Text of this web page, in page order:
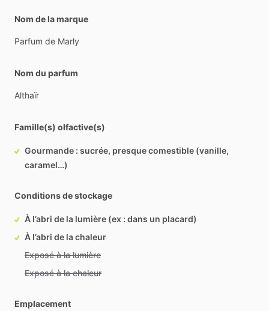
Nom de la marque
Parfum de Marly
Nom du parfum
Althaïr
Famille(s) olfactive(s)
Gourmande : sucrée, presque comestible (vanille,
caramel…)
Conditions de stockage
À l’abri de la lumière (ex : dans un placard)
À l’abri de la chaleur
Exposé à la lumière
Exposé à la chaleur
Emplacement